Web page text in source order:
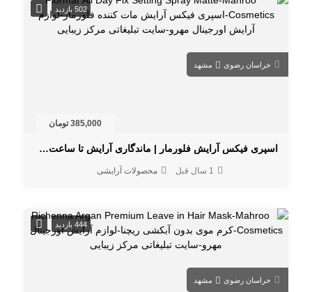
502 بازدید
خراسان رضوی مشهد
385,000 تومان
اسپری فیکس آرایش فلورمار | ماندگاری آرایش تا ساعت‌ها با جلوه مات
1 سال قبل محصولات آرایشی
444 بازدید
خراسان رضوی مشهد